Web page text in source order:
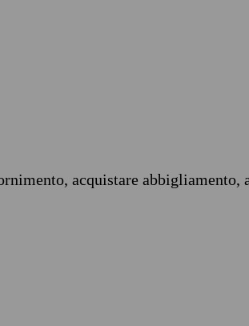
acquistare abbigliamento,